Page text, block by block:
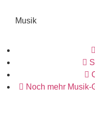
Musik
Noch mehr Musik-